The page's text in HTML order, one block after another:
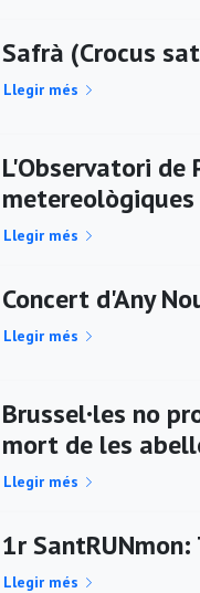
Safrà (Crocus
Llegir més
L'Observatori
metereològiques
Llegir més
Concert d'Any
Llegir més
Brussel·les no
mort de les
Llegir més
1r
Llegir més